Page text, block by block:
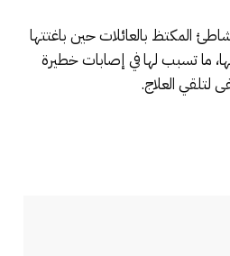
المكتظ بالعائلات حين باغتتها
ما تسبب لها في إصابات خطيرة
لتلقي العلاج.